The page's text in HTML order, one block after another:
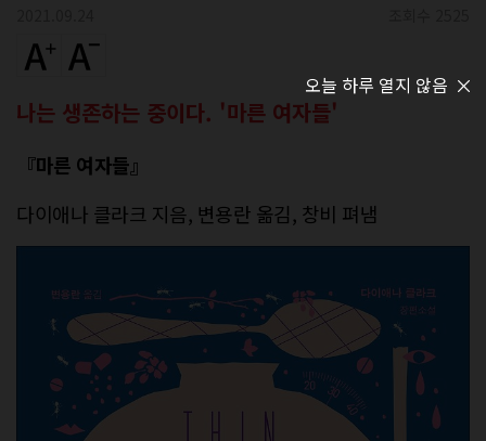
나는 생존하는 중이다. '마른 여자들'
『마른 여자들』
다이애나 클라크 지음, 변용란 옮김, 창비 펴냄
오늘 하루 열지 않음